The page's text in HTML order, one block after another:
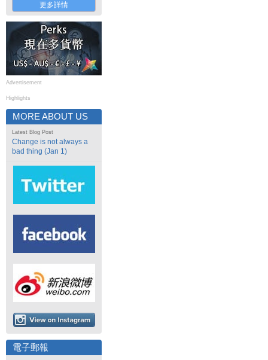
更多詳情
Advertisement
Highlights
MORE ABOUT US
Latest Blog Post
Change is not always a
bad thing (Jan 1)
電子郵報